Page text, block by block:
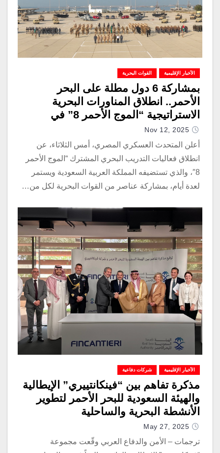
الأخبار الإقليمية القوات البحرية
بمشاركة 6 دول مطلة على البحر
الأحمر.. انطلاق المناورات البحرية
الاستراتيجية “الموج الأحمر 8” في
السعودية
Nov 12, 2025
أعلن المتحدث العسكري المصري، أمس الثلاثاء، عن
انطلاق فعاليات التدريب البحري المشترك “الموج الأحمر
8″، والذي تستضيفه المملكة العربية السعودية ويستمر
لعدة أيام، بمشاركة عناصر من القوات البحرية لكل من…
الأخبار الإقليمية شركات دفاعية
مذكرة تفاهم بين “فينكانتييري” الإيطالية
والهيئة السعودية للبحر الأحمر لتطوير
الأنشطة البحرية والساحلية
May 27, 2025
ترجمات – الأمن والدفاع العربي وقّعت مجموعة